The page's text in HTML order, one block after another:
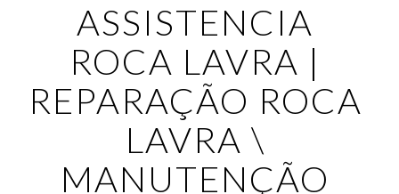
ASSISTENCIA
ROCA LAVRA |
REPARAÇÃO ROCA
LAVRA \
MANUTENÇÃO